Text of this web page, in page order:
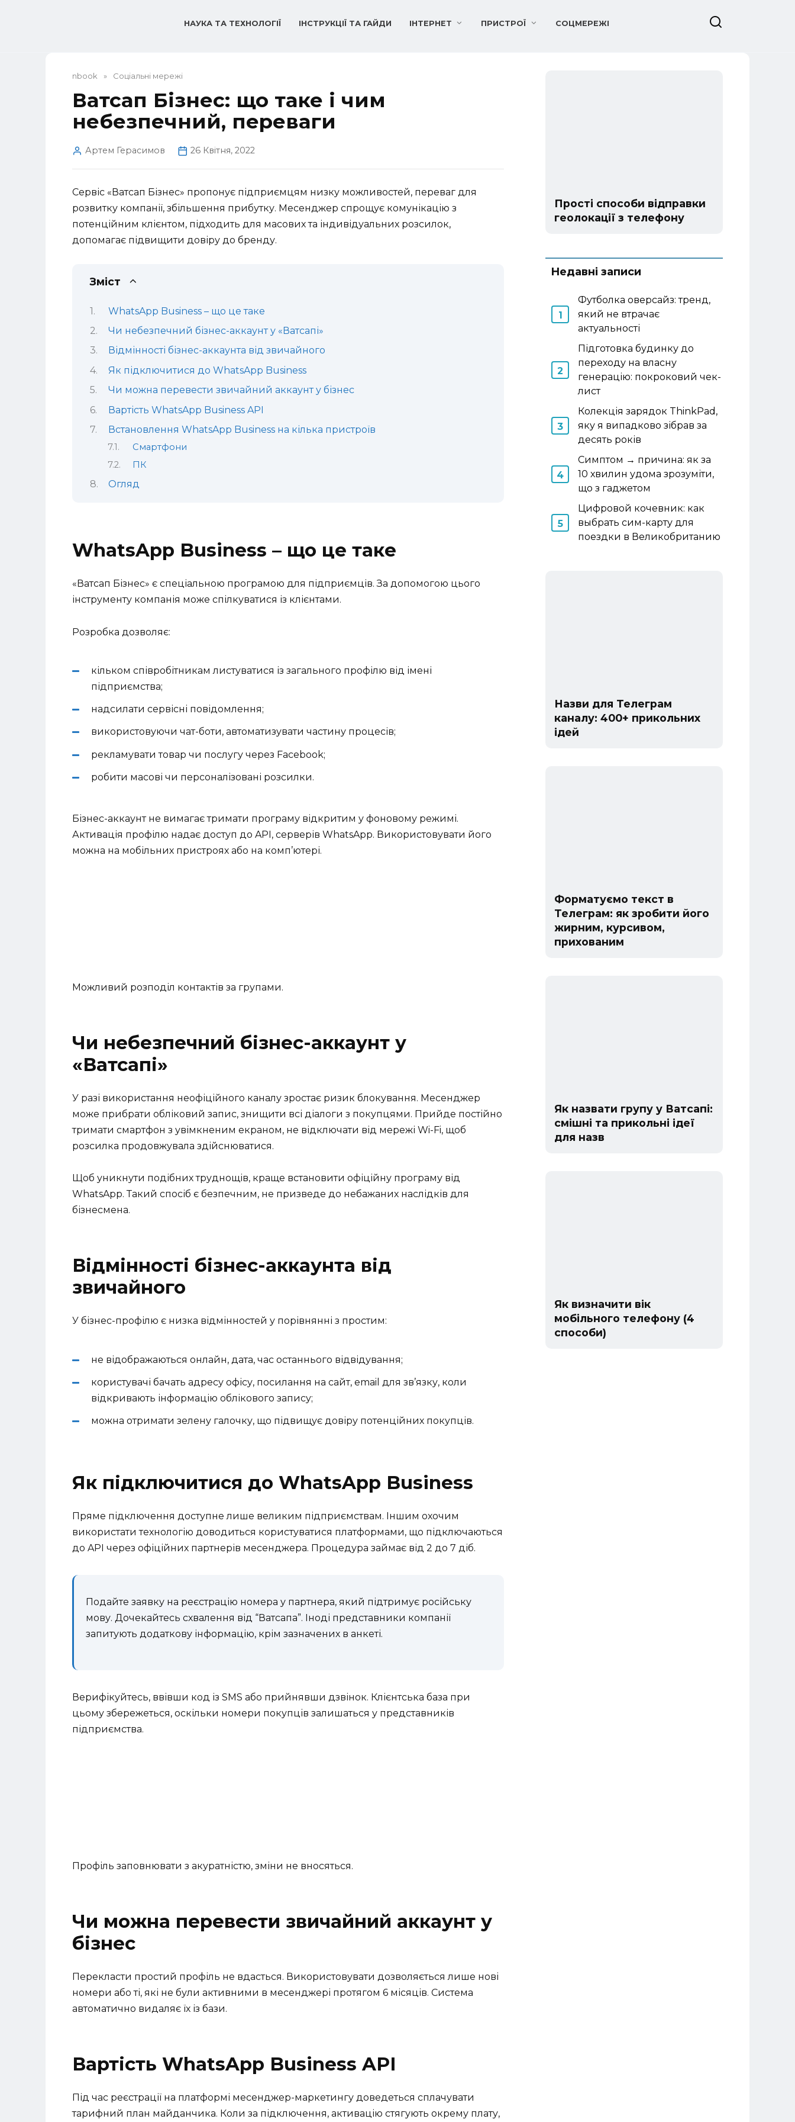
НАУКА ТА ТЕХНОЛОГІЇ ІНСТРУКЦІЇ ТА ГАЙДИ ІНТЕРНЕТ ПРИСТРОЇ СОЦМЕРЕЖІ
nbook » Соціальні мережі
Ватсап Бізнес: що таке і чим
небезпечний, переваги
Артем Герасимов 26 Квітня, 2022
Сервіс «Ватсап Бізнес» пропонує підприємцям низку можливостей, переваг для
розвитку компанії, збільшення прибутку. Месенджер спрощує комунікацію з
потенційним клієнтом, підходить для масових та індивідуальних розсилок,
допомагає підвищити довіру до бренду.
Зміст
WhatsApp Business – що це таке
Чи небезпечний бізнес-аккаунт у «Ватсапі»
Відмінності бізнес-аккаунта від звичайного
Як підключитися до WhatsApp Business
Чи можна перевести звичайний аккаунт у бізнес
Вартість WhatsApp Business API
Встановлення WhatsApp Business на кілька пристроїв
Смартфони
ПК
Огляд
WhatsApp Business – що це таке
«Ватсап Бізнес» є спеціальною програмою для підприємців. За допомогою цього
інструменту компанія може спілкуватися із клієнтами.
Розробка дозволяє:
кільком співробітникам листуватися із загального профілю від імені
підприємства;
надсилати сервісні повідомлення;
використовуючи чат-боти, автоматизувати частину процесів;
рекламувати товар чи послугу через Facebook;
робити масові чи персоналізовані розсилки.
Бізнес-аккаунт не вимагає тримати програму відкритим у фоновому режимі.
Активація профілю надає доступ до API, серверів WhatsApp. Використовувати його
можна на мобільних пристроях або на комп’ютері.
Можливий розподіл контактів за групами.
Чи небезпечний бізнес-аккаунт у
«Ватсапі»
У разі використання неофіційного каналу зростає ризик блокування. Месенджер
може прибрати обліковий запис, знищити всі діалоги з покупцями. Прийде постійно
тримати смартфон з увімкненим екраном, не відключати від мережі Wi-Fi, щоб
розсилка продовжувала здійснюватися.
Щоб уникнути подібних труднощів, краще встановити офіційну програму від
WhatsApp. Такий спосіб є безпечним, не призведе до небажаних наслідків для
бізнесмена.
Відмінності бізнес-аккаунта від
звичайного
У бізнес-профілю є низка відмінностей у порівнянні з простим:
не відображаються онлайн, дата, час останнього відвідування;
користувачі бачать адресу офісу, посилання на сайт, email для зв’язку, коли
відкривають інформацію облікового запису;
можна отримати зелену галочку, що підвищує довіру потенційних покупців.
Як підключитися до WhatsApp Business
Пряме підключення доступне лише великим підприємствам. Іншим охочим
використати технологію доводиться користуватися платформами, що підключаються
до API через офіційних партнерів месенджера. Процедура займає від 2 до 7 діб.
Подайте заявку на реєстрацію номера у партнера, який підтримує російську
мову. Дочекайтесь схвалення від “Ватсапа”. Іноді представники компанії
запитують додаткову інформацію, крім зазначених в анкеті.
Верифікуйтесь, ввівши код із SMS або прийнявши дзвінок. Клієнтська база при
цьому збережеться, оскільки номери покупців залишаться у представників
підприємства.
Профіль заповнювати з акуратністю, зміни не вносяться.
Чи можна перевести звичайний аккаунт у
бізнес
Перекласти простий профіль не вдасться. Використовувати дозволяється лише нові
номери або ті, які не були активними в месенджері протягом 6 місяців. Система
автоматично видаляє їх із бази.
Вартість WhatsApp Business API
Під час реєстрації на платформі месенджер-маркетингу доведеться сплачувати
тарифний план майданчика. Коли за підключення, активацію стягують окрему плату,
Прості способи відправки
геолокації з телефону
Недавні записи
Футболка оверсайз: тренд,
який не втрачає
актуальності
Підготовка будинку до
переходу на власну
генерацію: покроковий чек-
лист
Колекція зарядок ThinkPad,
яку я випадково зібрав за
десять років
Симптом → причина: як за
10 хвилин удома зрозуміти,
що з гаджетом
Цифровой кочевник: как
выбрать сим-карту для
поездки в Великобританию
Назви для Телеграм
каналу: 400+ прикольних
ідей
Форматуємо текст в
Телеграм: як зробити його
жирним, курсивом,
прихованим
Як назвати групу у Ватсапі:
смішні та прикольні ідеї
для назв
Як визначити вік
мобільного телефону (4
способи)